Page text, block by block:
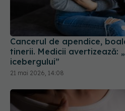
Cancerul de apendice,
tinerii. Medicii avertizează:
21 mai 2026, 14:08